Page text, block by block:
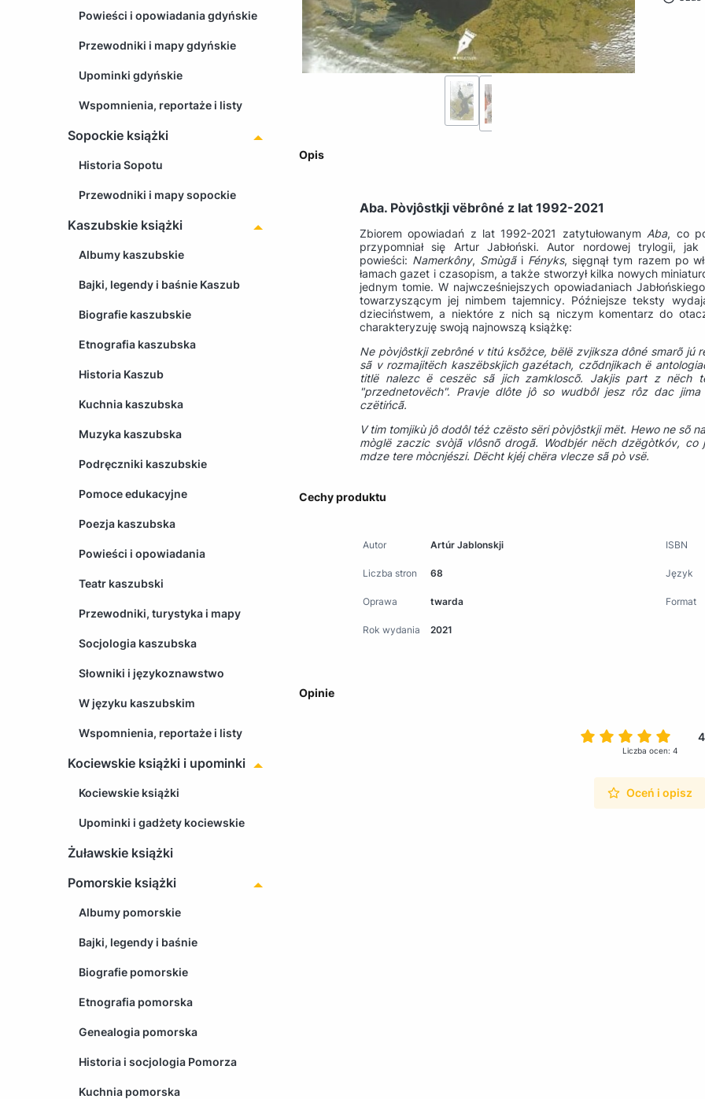
Powieści i opowiadania gdyńskie
Przewodniki i mapy gdyńskie
Upominki gdyńskie
Wspomnienia, reportaże i listy
Sopockie książki
Historia Sopotu
Przewodniki i mapy sopockie
Kaszubskie książki
Albumy kaszubskie
Bajki, legendy i baśnie Kaszub
Biografie kaszubskie
Etnografia kaszubska
Historia Kaszub
Kuchnia kaszubska
Muzyka kaszubska
Podręczniki kaszubskie
Pomoce edukacyjne
Poezja kaszubska
Powieści i opowiadania
Teatr kaszubski
Przewodniki, turystyka i mapy
Socjologia kaszubska
Słowniki i językoznawstwo
W języku kaszubskim
Wspomnienia, reportaże i listy
Kociewskie książki i upominki
Kociewskie książki
Upominki i gadżety kociewskie
Żuławskie książki
Pomorskie książki
Albumy pomorskie
Bajki, legendy i baśnie
Biografie pomorskie
Etnografia pomorska
Genealogia pomorska
Historia i socjologia Pomorza
Kuchnia pomorska
Opis
Aba. Pòvjôstkji vëbrôné z lat 1992-2021
Zbiorem opowiadań z lat 1992-2021 zatytułowanym Aba, co
przypomniał się Artur Jabłoński. Autor nordowej trylogii,
powieści: Namerkôny, Smùgãi Fényks, sięgnął tym razem po
łamach gazet i czasopism, a także stworzył kilka nowych
jednym tomie. W najwcześniejszych opowiadaniach
towarzyszącym jej nimbem tajemnicy. Późniejsze teksty
dzieciństwem, a niektóre z nich są niczym komentarz do
charakteryzuję swoją najnowszą książkę:
Ne pòvjôstkji zebrôné v titú ksõżce, bëlë zvjiksza dôné smarõ jú
sã v rozmajitëch kaszëbskjich gazétach, czõdnjikach ë
titlë nalezc ë ceszëc sã jich zamkloscõ. Jakjis part z nëch
"przednetovëch". Pravje dlôte jô so wudbôl jesz rôz dac
czëtińcã.
V tim tomjikù jô dodôl téż czësto sëri pòvjôstkji mët. Hewo ne sõ
mòglë zaczic svòjã vlôsnõ drogã. Wodbjér nëch dzëgòtkóv,
mdze tere mòcnjészi. Dëcht kjéj chëra vlecze sã pò vsë.
Cechy produktu
Autor Artúr Jablonskji ISBN
Liczba stron 68 Język
Oprawa twarda Format
Rok wydania 2021
Opinie
Liczba ocen: 4
Oceń i opisz